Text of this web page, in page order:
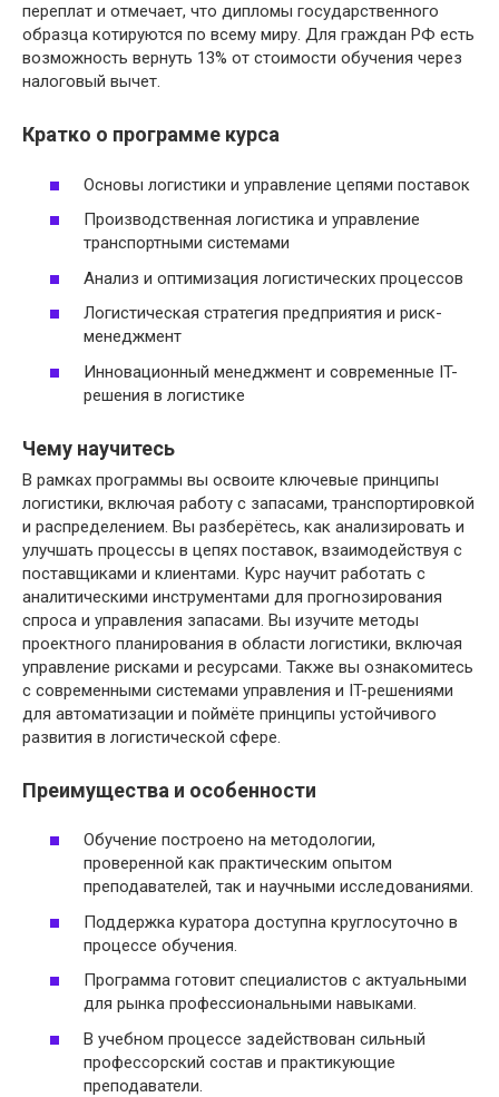
переплат и отмечает, что дипломы государственного
образца котируются по всему миру. Для граждан РФ есть
возможность вернуть 13% от стоимости обучения через
налоговый вычет.
Кратко о программе курса
Основы логистики и управление цепями поставок
Производственная логистика и управление
транспортными системами
Анализ и оптимизация логистических процессов
Логистическая стратегия предприятия и риск-
менеджмент
Инновационный менеджмент и современные IT-
решения в логистике
Чему научитесь
В рамках программы вы освоите ключевые принципы
логистики, включая работу с запасами, транспортировкой
и распределением. Вы разберётесь, как анализировать и
улучшать процессы в цепях поставок, взаимодействуя с
поставщиками и клиентами. Курс научит работать с
аналитическими инструментами для прогнозирования
спроса и управления запасами. Вы изучите методы
проектного планирования в области логистики, включая
управление рисками и ресурсами. Также вы ознакомитесь
с современными системами управления и IT-решениями
для автоматизации и поймёте принципы устойчивого
развития в логистической сфере.
Преимущества и особенности
Обучение построено на методологии,
проверенной как практическим опытом
преподавателей, так и научными исследованиями.
Поддержка куратора доступна круглосуточно в
процессе обучения.
Программа готовит специалистов с актуальными
для рынка профессиональными навыками.
В учебном процессе задействован сильный
профессорский состав и практикующие
преподаватели.